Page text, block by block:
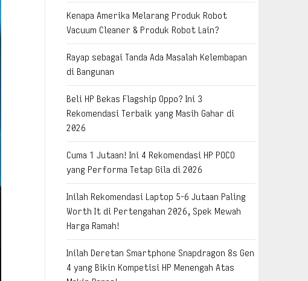
Kenapa Amerika Melarang Produk Robot
Vacuum Cleaner & Produk Robot Lain?
Rayap sebagai Tanda Ada Masalah Kelembapan
di Bangunan
Beli HP Bekas Flagship Oppo? Ini 3
Rekomendasi Terbaik yang Masih Gahar di
2026
Cuma 1 Jutaan! Ini 4 Rekomendasi HP POCO
yang Performa Tetap Gila di 2026
Inilah Rekomendasi Laptop 5-6 Jutaan Paling
Worth It di Pertengahan 2026, Spek Mewah
Harga Ramah!
Inilah Deretan Smartphone Snapdragon 8s Gen
4 yang Bikin Kompetisi HP Menengah Atas